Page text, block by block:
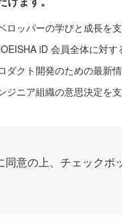
ロッパーの学びと成長を
iD 会員全体に対す
ダクト開発のための最新
ジニア組織の意思決定を
意の上、チェックボ